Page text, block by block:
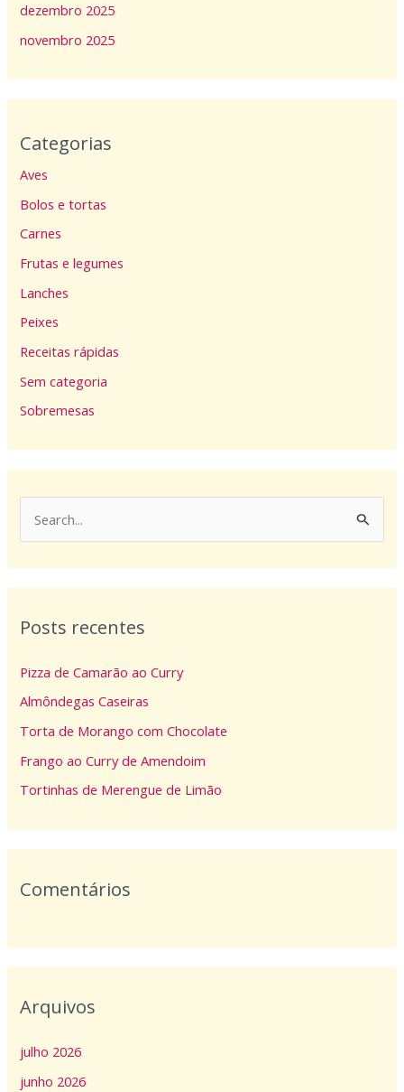
dezembro 2025
novembro 2025
Categorias
Aves
Bolos e tortas
Carnes
Frutas e legumes
Lanches
Peixes
Receitas rápidas
Sem categoria
Sobremesas
e
s
u
s
a
r
p
o
:
Posts recentes
Pizza de Camarão ao Curry
Almôndegas Caseiras
Torta de Morango com Chocolate
Frango ao Curry de Amendoim
Tortinhas de Merengue de Limão
Comentários
Arquivos
julho 2026
junho 2026